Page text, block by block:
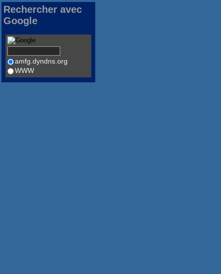
Rechercher avec
Google
amfg.dyndns.org
WWW